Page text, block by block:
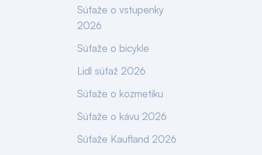
Súťaže o vstupenky
2026
Súťaže o bicykle
Lidl súťaž 2026
Súťaže o kozmetiku
Súťaže o kávu 2026
Súťaže Kaufland 2026